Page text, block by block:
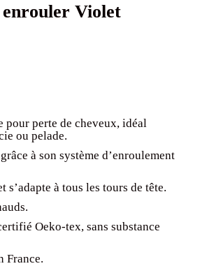
Violet
pour perte de cheveux, idéal
ou pelade.
à son système d’enroulement
s’adapte à tous les tours de tête.
Oeko-tex, sans substance
France.